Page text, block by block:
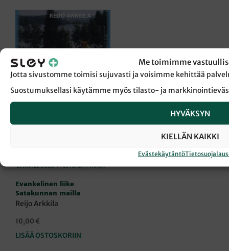
Me toimimme
Jotta sivustomme toimisi sujuvasti ja voisimme kehittää
Suostumuksellasi käytämme myös tilasto- ja
HYVÄKSYN
KIELLÄN KAIKKI
Evästekäytäntö
EVANKELISUUS|HISTORIA|KIRJAT
Evankelinen liike
Satakunnan mailla
Reijo Arkkila
10,00 €
LISÄÄ OSTOSKORIIN